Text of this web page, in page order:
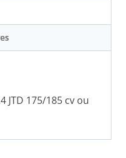
JTD 175/185 cv ou